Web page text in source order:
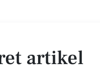
artikel